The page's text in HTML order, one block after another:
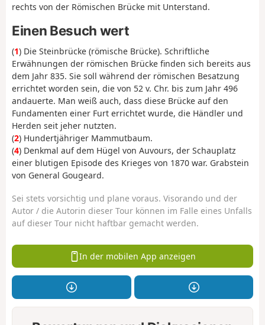
rechts von der Römischen Brücke mit Unterstand.
Einen Besuch wert
(1) Die Steinbrücke (römische Brücke). Schriftliche
Erwähnungen der römischen Brücke finden sich bereits aus
dem Jahr 835. Sie soll während der römischen Besatzung
errichtet worden sein, die von 52 v. Chr. bis zum Jahr 496
andauerte. Man weiß auch, dass diese Brücke auf den
Fundamenten einer Furt errichtet wurde, die Händler und
Herden seit jeher nutzten.
(2) Hundertjähriger Mammutbaum.
(4) Denkmal auf dem Hügel von Auvours, der Schauplatz
einer blutigen Episode des Krieges von 1870 war. Grabstein
von General Gougeard.
Sei stets vorsichtig und plane voraus. Visorando und der
Autor / die Autorin dieser Tour können im Falle eines Unfalls
auf dieser Tour nicht haftbar gemacht werden.
In der mobilen App anzeigen